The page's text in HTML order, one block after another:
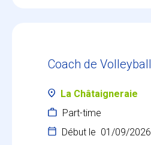
Coach de Volleyball
La Châtaigneraie
Part-time
Début le 01/09/2026